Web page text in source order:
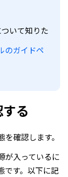
いて知りた
のガイドペ
る
確認します。
が入っているに
です。以下に記